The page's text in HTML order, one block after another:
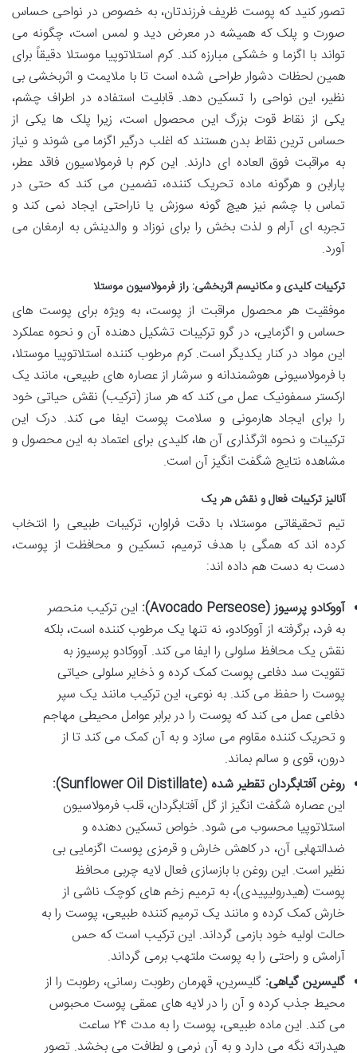
تصور کنید که پوست ظریف فرزندتان، به خصوص در نواحی حساس
صورت و پلک که همیشه در معرض دید و لمس است، چگونه می
تواند با اگزما و خشکی مبارزه کند. کرم استلاتوپیا موستلا دقیقاً برای
همین لحظات دشوار طراحی شده است تا با ملایمت و اثربخشی بی
نظیر، این نواحی را تسکین دهد. قابلیت استفاده در اطراف چشم،
یکی از نقاط قوت بزرگ این محصول است، زیرا پلک ها یکی از
حساس ترین نقاط بدن هستند که اغلب درگیر اگزما می شوند و نیاز
به مراقبت فوق العاده ای دارند. این کرم با فرمولاسیون فاقد عطر،
پارابن و هرگونه ماده تحریک کننده، تضمین می کند که حتی در
تماس با چشم نیز هیچ گونه سوزش یا ناراحتی ایجاد نمی کند و
تجربه ای آرام و لذت بخش را برای نوزاد و والدینش به ارمغان می
آورد.
ترکیبات کلیدی و مکانیسم اثربخشی: راز فرمولاسیون موستلا
موفقیت هر محصول مراقبت از پوست، به ویژه برای پوست های
حساس و اگزمایی، در گرو ترکیبات تشکیل دهنده آن و نحوه عملکرد
این مواد در کنار یکدیگر است. کرم مرطوب کننده استلاتوپیا موستلا،
با فرمولاسیونی هوشمندانه و سرشار از عصاره های طبیعی، مانند یک
ارکستر سمفونیک عمل می کند که هر ساز (ترکیب) نقش حیاتی خود
را برای ایجاد هارمونی و سلامت پوست ایفا می کند. درک این
ترکیبات و نحوه اثرگذاری آن ها، کلیدی برای اعتماد به این محصول و
مشاهده نتایج شگفت انگیز آن است.
آنالیز ترکیبات فعال و نقش هر یک
تیم تحقیقاتی موستلا، با دقت فراوان، ترکیبات طبیعی را انتخاب
کرده اند که همگی با هدف ترمیم، تسکین و محافظت از پوست،
دست به دست هم داده اند:
آووکادو پرسیوز (Avocado Perseose):
این ترکیب منحصر
به فرد، برگرفته از آووکادو، نه تنها یک مرطوب کننده است، بلکه
نقش یک محافظ سلولی را ایفا می کند. آووکادو پرسیوز به
تقویت سد دفاعی پوست کمک کرده و ذخایر سلولی حیاتی
پوست را حفظ می کند. به نوعی، این ترکیب مانند یک سپر
دفاعی عمل می کند که پوست را در برابر عوامل محیطی مهاجم
و تحریک کننده مقاوم می سازد و به آن کمک می کند تا از
درون، قوی و سالم بماند.
روغن آفتابگردان تقطیر شده (Sunflower Oil Distillate):
این عصاره شگفت انگیز از گل آفتابگردان، قلب فرمولاسیون
استلاتوپیا محسوب می شود. خواص تسکین دهنده و
ضدالتهابی آن، در کاهش خارش و قرمزی پوست اگزمایی بی
نظیر است. این روغن با بازسازی فعال لایه چربی محافظ
پوست (هیدرولیپیدی)، به ترمیم زخم های کوچک ناشی از
خارش کمک کرده و مانند یک ترمیم کننده طبیعی، پوست را به
حالت اولیه خود بازمی گرداند. این ترکیب است که حس
آرامش و راحتی را به پوست ملتهب برمی گرداند.
گلیسرین گیاهی: گلیسرین، قهرمان رطوبت رسانی، رطوبت را از
محیط جذب کرده و آن را در لایه های عمقی پوست محبوس
می کند. این ماده طبیعی، پوست را به مدت ۲۴ ساعت
هیدراته نگه می دارد و به آن نرمی و لطافت می بخشد. تصور